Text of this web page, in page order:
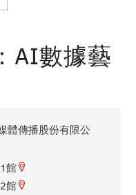
AI數據藝
體傳播股份有限公
館
館